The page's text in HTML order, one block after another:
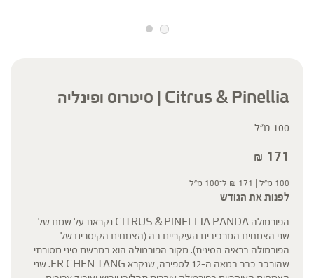
Citrus & Pinellia | סיטרוס ופינליה
100 מ"ל
₪ 171
100 מ"ל | ₪ 171 ל־100 מ"ל
לפנות את הגודש
הפורמולה CITRUS & PINELLIA PANDA נקראת על שמם של
שני הצמחים המרכיבים העיקריים בה (הצמחים הקיסרים של
הפורמולה בראיה הסינית). מקור הפורמולה הוא במרשם סיני מסורתי
שהורכב כבר במאה ה-12 לספירה, שנקרא ER CHEN TANG. שני